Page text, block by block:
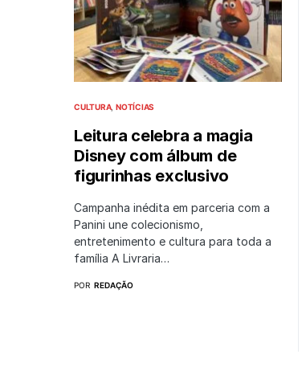
CULTURA NOTÍCIAS
Leitura celebra a magia
Disney com álbum de
figurinhas exclusivo
Campanha inédita em parceria com a
Panini une colecionismo,
entretenimento e cultura para toda a
família A Livraria…
POR REDAÇÃO